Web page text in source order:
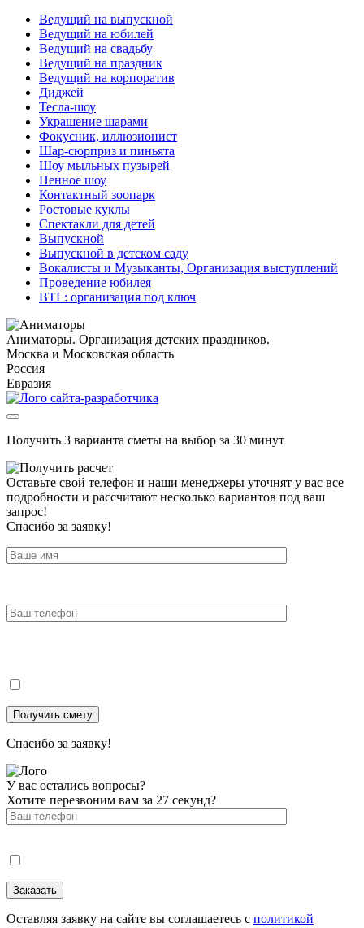
Ведущий на выпускной
Ведущий на юбилей
Ведущий на свадьбу
Ведущий на праздник
Ведущий на корпоратив
Диджей
Тесла-шоу
Украшение шарами
Фокусник, иллюзионист
Шар-сюрприз и пиньята
Шоу мыльных пузырей
Пенное шоу
Контактный зоопарк
Ростовые куклы
Спектакли для детей
Выпускной
Выпускной в детском саду
Вокалисты и Музыканты, Организация выступлений
Проведение юбилея
BTL: организация под ключ
Аниматоры. Организация детских праздников.
Москва и Московская область
Россия
Евразия
Получить 3 варианта сметы на выбор за 30 минут
Оставьте свой телефон и наши менеджеры уточнят у вас все
подробности и рассчитают несколько вариантов под ваш
запрос!
Спасибо за заявку!
Спасибо за заявку!
У вас остались вопросы?
Хотите перезвоним вам за 27 секунд?
Оставляя заявку на сайте вы соглашаетесь с политикой